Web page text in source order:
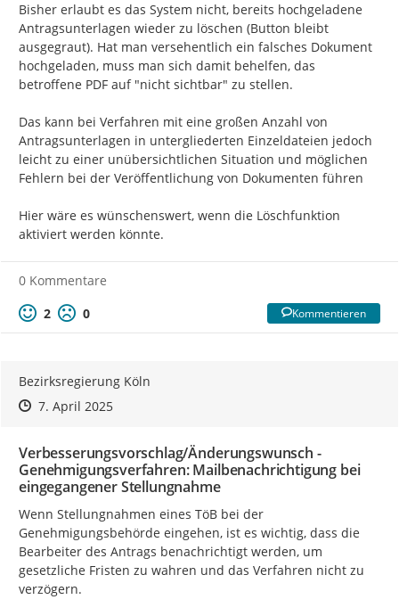
Bisher erlaubt es das System nicht, bereits hochgeladene
Antragsunterlagen wieder zu löschen (Button bleibt
ausgegraut). Hat man versehentlich ein falsches Dokument
hochgeladen, muss man sich damit behelfen, das
betroffene PDF auf "nicht sichtbar" zu stellen.
Das kann bei Verfahren mit eine großen Anzahl von
Antragsunterlagen in untergliederten Einzeldateien jedoch
leicht zu einer unübersichtlichen Situation und möglichen
Fehlern bei der Veröffentlichung von Dokumenten führen
Hier wäre es wünschenswert, wenn die Löschfunktion
aktiviert werden könnte.
0 Kommentare
2
0 Kommentieren
Bezirksregierung Köln
Zeitpunkt des Erstellens
Zeitpunkt des Erstellens
7. April 2025Zur Äußerung
Verbesserungsvorschlag/Änderungswunsch -
Genehmigungsverfahren: Mailbenachrichtigung bei
eingegangener Stellungnahme
Wenn Stellungnahmen eines TöB bei der
Genehmigungsbehörde eingehen, ist es wichtig, dass die
Bearbeiter des Antrags benachrichtigt werden, um
gesetzliche Fristen zu wahren und das Verfahren nicht zu
verzögern.